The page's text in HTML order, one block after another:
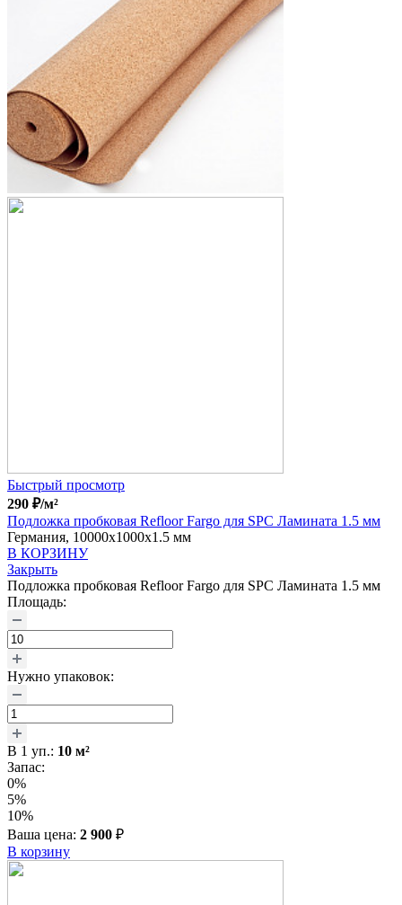
Быстрый просмотр
290 ₽/м²
Подложка пробковая Refloor Fargo для SPC Ламината 1.5 мм
Германия, 10000x1000x1.5 мм
В КОРЗИНУ
Закрыть
Подложка пробковая Refloor Fargo для SPC Ламината 1.5 мм
Площадь:
Нужно упаковок:
В 1 уп.: 10 м²
Запас:
0%
5%
10%
Ваша цена: 2 900 ₽
В корзину